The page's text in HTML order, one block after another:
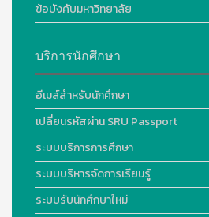
ข้อบังคับมหาวิทยาลัย
บริการนักศึกษา
อีเมล์สำหรับนักศึกษา
เปลี่ยนรหัสผ่าน SRU Passport
ระบบบริการการศึกษา
ระบบบริหารจัดการเรียนรู้
ระบบรับนักศึกษาใหม่